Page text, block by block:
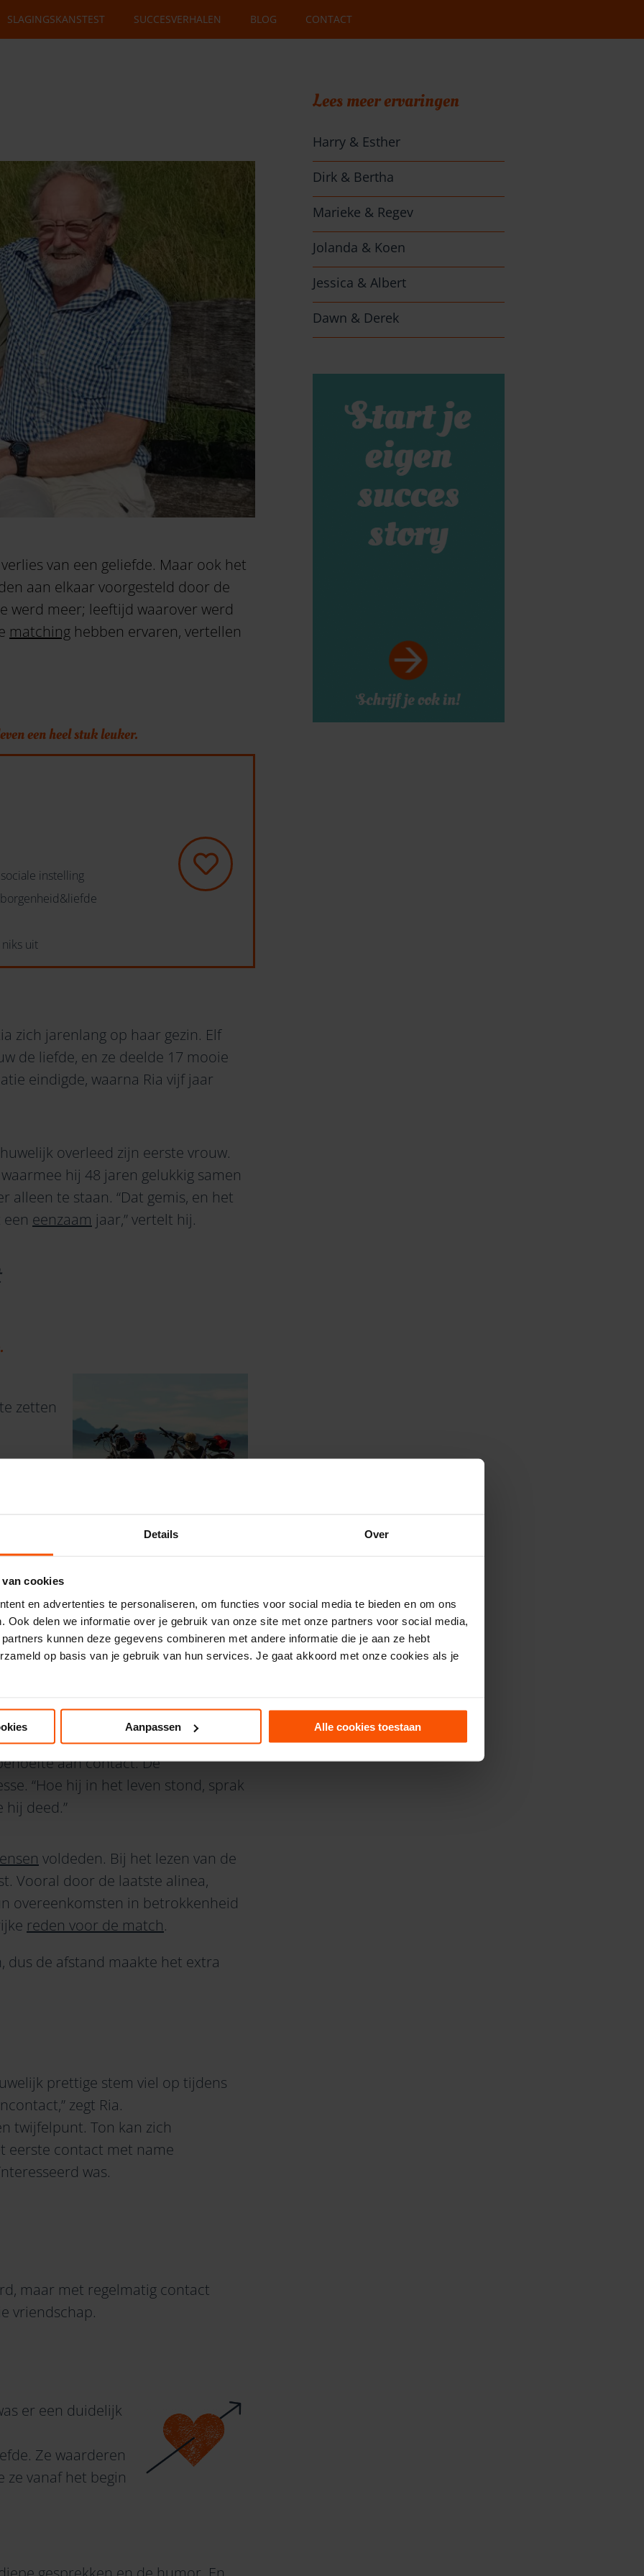
Details Over
cookies
en advertenties te personaliseren, om functies voor social media te bieden en om ons
Ook delen we informatie over je gebruik van onze site met onze partners voor social media,
kunnen deze gegevens combineren met andere informatie die je aan ze hebt
op basis van je gebruik van hun services. Je gaat akkoord met onze cookies als je
Aanpassen Alle cookies toestaan
SLAGINGSKANSTEST SUCCESVERHALEN BLOG CONTACT
van een geliefde. Maar ook het
aan elkaar voorgesteld door de
werd meer; leeftijd waarover werd
matching hebben ervaren, vertellen
een heel stuk leuker.
instelling
uit
zich jarenlang op haar gezin. Elf
de liefde, en ze deelde 17 mooie
eindigde, waarna Ria vijf jaar
overleed zijn eerste vrouw.
hij 48 jaren gelukkig samen
alleen te staan. “Dat gemis, en het
eenzaam jaar,” vertelt hij.
zetten
heel plezierig. Het contact met
de coachende gesprekken
zijn contact met de
helemaal waren. Of de afstand was
aan contact. De
“Hoe hij in het leven stond, sprak
hij deed.”
voldeden. Bij het lezen van de
Vooral door de laatste alinea,
overeenkomsten in betrokkenheid
reden voor de match.
dus de afstand maakte het extra
prettige stem viel op tijdens
zegt Ria.
twijfelpunt. Ton kan zich
eerste contact met name
was.
maar met regelmatig contact
vriendschap.
er een duidelijk
Ze waarderen
vanaf het begin
Lees meer ervaringen
Harry & Esther
Dirk & Bertha
Marieke & Regev
Jolanda & Koen
Jessica & Albert
Dawn & Derek